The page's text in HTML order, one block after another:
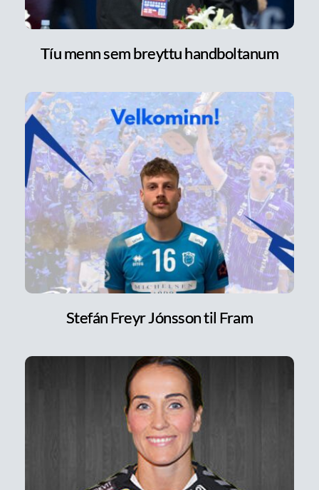
Tíu menn sem breyttu handboltanum
Stefán Freyr Jónsson til Fram